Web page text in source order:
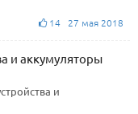
14 27 мая 2018
и аккумуляторы
и